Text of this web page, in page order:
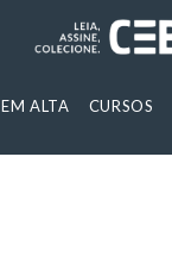
EM ALTA CURSOS